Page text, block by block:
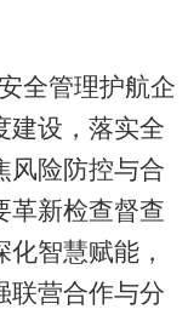
全管理护航企
建设，落实全
风险防控与合
革新检查督查
智慧赋能，
联营合作与分